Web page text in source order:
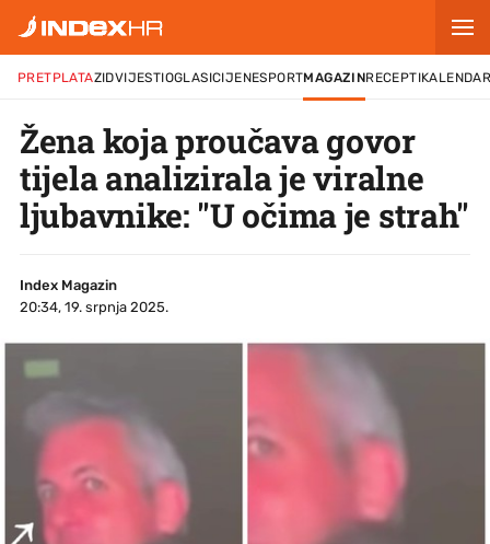
PRETPLATAZIDVIJESTIOGLASICIJENESPORTMAGAZINRECEPTI
Žena koja proučava govor
tijela analizirala je viralne
ljubavnike: "U očima je strah"
Index Magazin
20:34, 19. srpnja 2025.